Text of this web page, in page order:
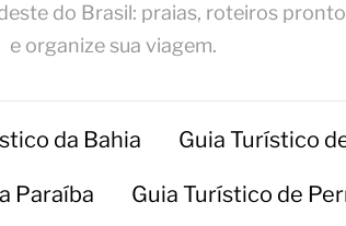
do Brasil: praias, roteiros
e organize sua viagem.
da Bahia Guia Turístico
Paraíba Guia Turístico de